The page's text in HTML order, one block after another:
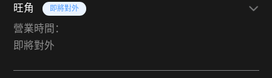
旺角 即將對外
營業時間：
即將對外